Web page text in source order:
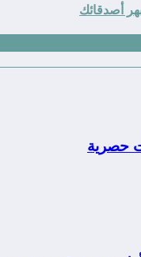
أصدقائك